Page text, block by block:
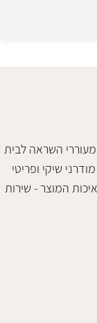
מעוררי השראה לבית
שיקי ופריטי
המוצר - שירות